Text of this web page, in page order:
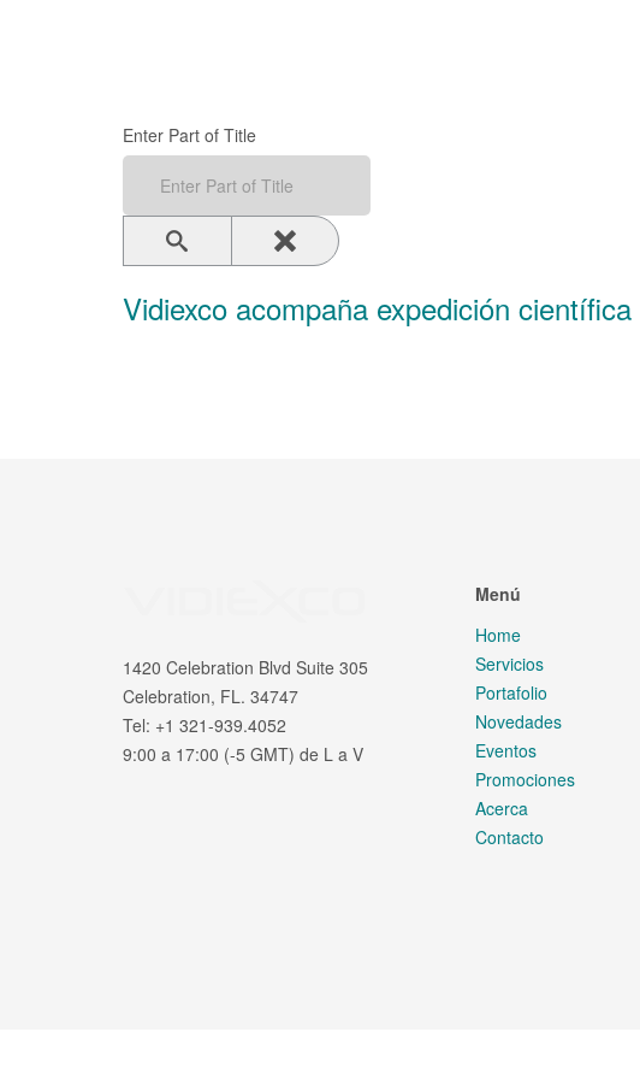
Enter Part of Title
Vidiexco acompaña expedición
1420 Celebration Blvd Suite 305
Celebration, FL. 34747
Tel: +1 321-939.4052
9:00 a 17:00 (-5 GMT) de L a V
Menú
Home
Servicios
Portafolio
Novedades
Eventos
Promociones
Acerca
Contacto